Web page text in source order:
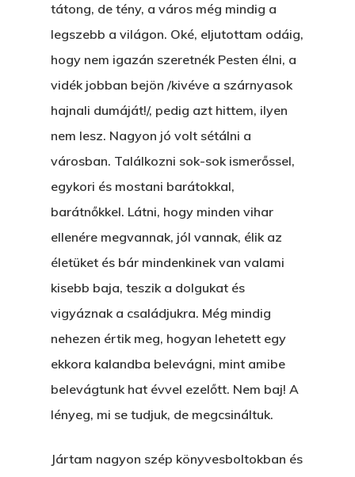
tátong, de tény, a város még mindig a
legszebb a világon. Oké, eljutottam odáig,
hogy nem igazán szeretnék Pesten élni, a
vidék jobban bejön /kivéve a szárnyasok
hajnali dumáját!/, pedig azt hittem, ilyen
nem lesz. Nagyon jó volt sétálni a
városban. Találkozni sok-sok ismerőssel,
egykori és mostani barátokkal,
barátnőkkel. Látni, hogy minden vihar
ellenére megvannak, jól vannak, élik az
életüket és bár mindenkinek van valami
kisebb baja, teszik a dolgukat és
vigyáznak a családjukra. Még mindig
nehezen értik meg, hogyan lehetett egy
ekkora kalandba belevágni, mint amibe
belevágtunk hat évvel ezelőtt. Nem baj! A
lényeg, mi se tudjuk, de megcsináltuk.
Jártam nagyon szép könyvesboltokban és